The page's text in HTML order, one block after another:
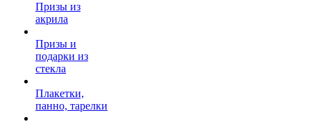
Призы из
акрила
Призы и
подарки из
стекла
Плакетки,
панно, тарелки